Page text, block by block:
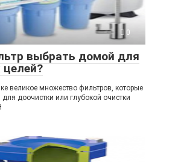
0
выбрать домой для
великое множество фильтров, которые
доочистки или глубокой очистки